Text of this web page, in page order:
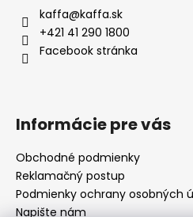
kaffa@kaffa.sk
+421 41 290 1800
Facebook stránka
Informácie pre vás
Obchodné podmienky
Reklamačný postup
Podmienky ochrany osobných
Napište nám